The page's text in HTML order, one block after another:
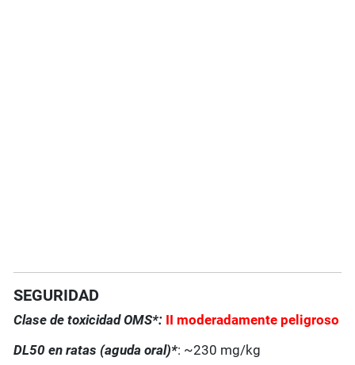
SEGURIDAD
Clase de toxicidad OMS*: II moderadamente peligroso
DL50 en ratas (aguda oral)*: ~230 mg/kg